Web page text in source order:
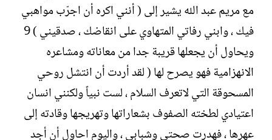
مع مريم عبد الله يشير إلى ( أنني اكره أن اجرّب مواهبي
فيك ، وابني رفاتي المتهاوي على انقاضك ، صدقيني ) 9
ويحاول أن يجعلها قريبة جدا من معاناته ومشاعره
الانهزامية فهو يصرح لها ( لقد أردت أن انتشل روحي
المسحوقة التي لاتعرف السلام ، لست نبياً ولكنني انسان
اعتيادي لطخته الصفوف بشعاراتها وتهريجها وقادته إلى
عهرها ، فهدرت صحتي وشبابي ، واليوم احاول أن أجد